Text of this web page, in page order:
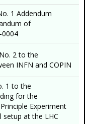
1 Addendum
of
0004
2 to the
INFN and COPIN
1 to the
for the
Experiment
setup at the LHC